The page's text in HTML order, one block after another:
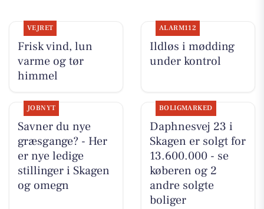
VEJRET
Frisk vind, lun
varme og tør
himmel
ALARM112
Ildløs i mødding
under kontrol
JOBNYT
Savner du nye
græsgange? - Her
er nye ledige
stillinger i Skagen
og omegn
BOLIGMARKED
Daphnesvej 23 i
Skagen er solgt for
13.600.000 - se
køberen og 2
andre solgte
boliger